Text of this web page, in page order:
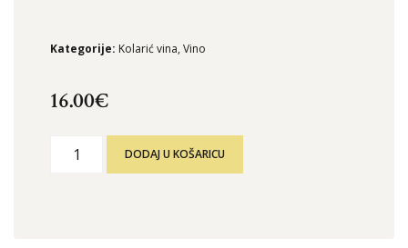
Kategorije: Kolarić vina, Vino
16.00€
DODAJ U KOŠARICU